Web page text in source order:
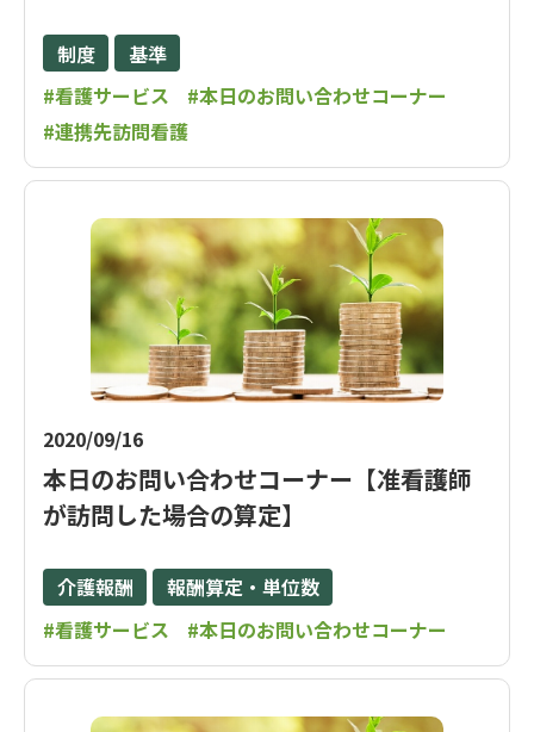
制度
基準
#看護サービス
#本日のお問い合わせコーナー
#連携先訪問看護
2020/09/16
本日のお問い合わせコーナー【准看護師
が訪問した場合の算定】
介護報酬
報酬算定・単位数
#看護サービス
#本日のお問い合わせコーナー